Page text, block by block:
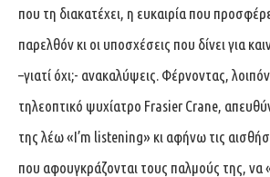
που τη διακατέχει, η ευκαιρία που
παρελθόν κι οι υποσχέσεις που δίνει για
–γιατί όχι;- ανακαλύψεις. Φέρνοντας,
τηλεοπτικό ψυχίατρο Frasier Crane,
της λέω «I’m listening» κι αφήνω τις
που αφουγκράζονται τους παλμούς της, να